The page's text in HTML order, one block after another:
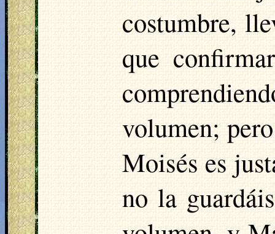
costumbre,
que
volumen;
Moisés es
no la